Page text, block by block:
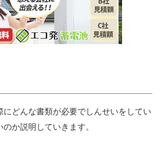
にどんな書類が必要でしんせいをしてい
か説明していきます。